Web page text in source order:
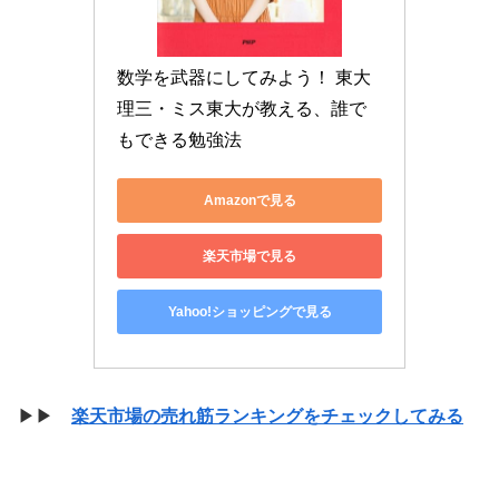
数学を武器にしてみよう！ 東大
理三・ミス東大が教える、誰で
もできる勉強法
Amazonで見る
楽天市場で見る
Yahoo!ショッピングで見る
▶▶ 楽天市場の売れ筋ランキングをチェックしてみる